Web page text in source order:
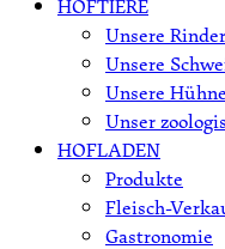
HOFTIERE
Unsere Rinder
Unsere
Unsere
Unser
HOFLADEN
Produkte
Fleisch-
Gastronomie